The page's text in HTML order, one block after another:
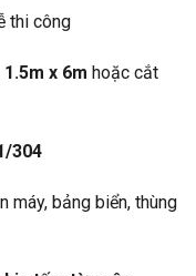
thi công
1.5m x 6m hoặc cắt
304
máy, bảng biển, thùng